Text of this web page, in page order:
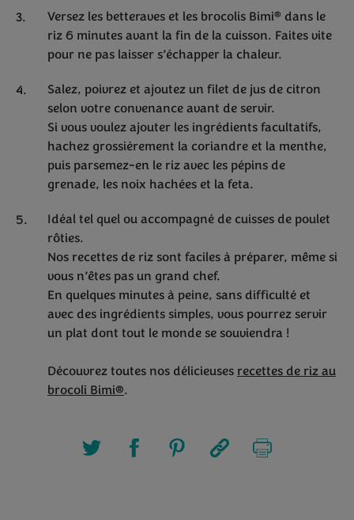
Versez les betteraves et les brocolis Bimi® dans le
riz 6 minutes avant la fin de la cuisson. Faites vite
pour ne pas laisser s’échapper la chaleur.
Salez, poivrez et ajoutez un filet de jus de citron
selon votre convenance avant de servir.
Si vous voulez ajouter les ingrédients facultatifs,
hachez grossièrement la coriandre et la menthe,
puis parsemez-en le riz avec les pépins de
grenade, les noix hachées et la feta.
Idéal tel quel ou accompagné de cuisses de poulet
rôties.
Nos recettes de riz sont faciles à préparer, même si
vous n’êtes pas un grand chef.
En quelques minutes à peine, sans difficulté et
avec des ingrédients simples, vous pourrez servir
un plat dont tout le monde se souviendra !
Découvrez toutes nos délicieusesrecettes de riz au
brocoli Bimi®.